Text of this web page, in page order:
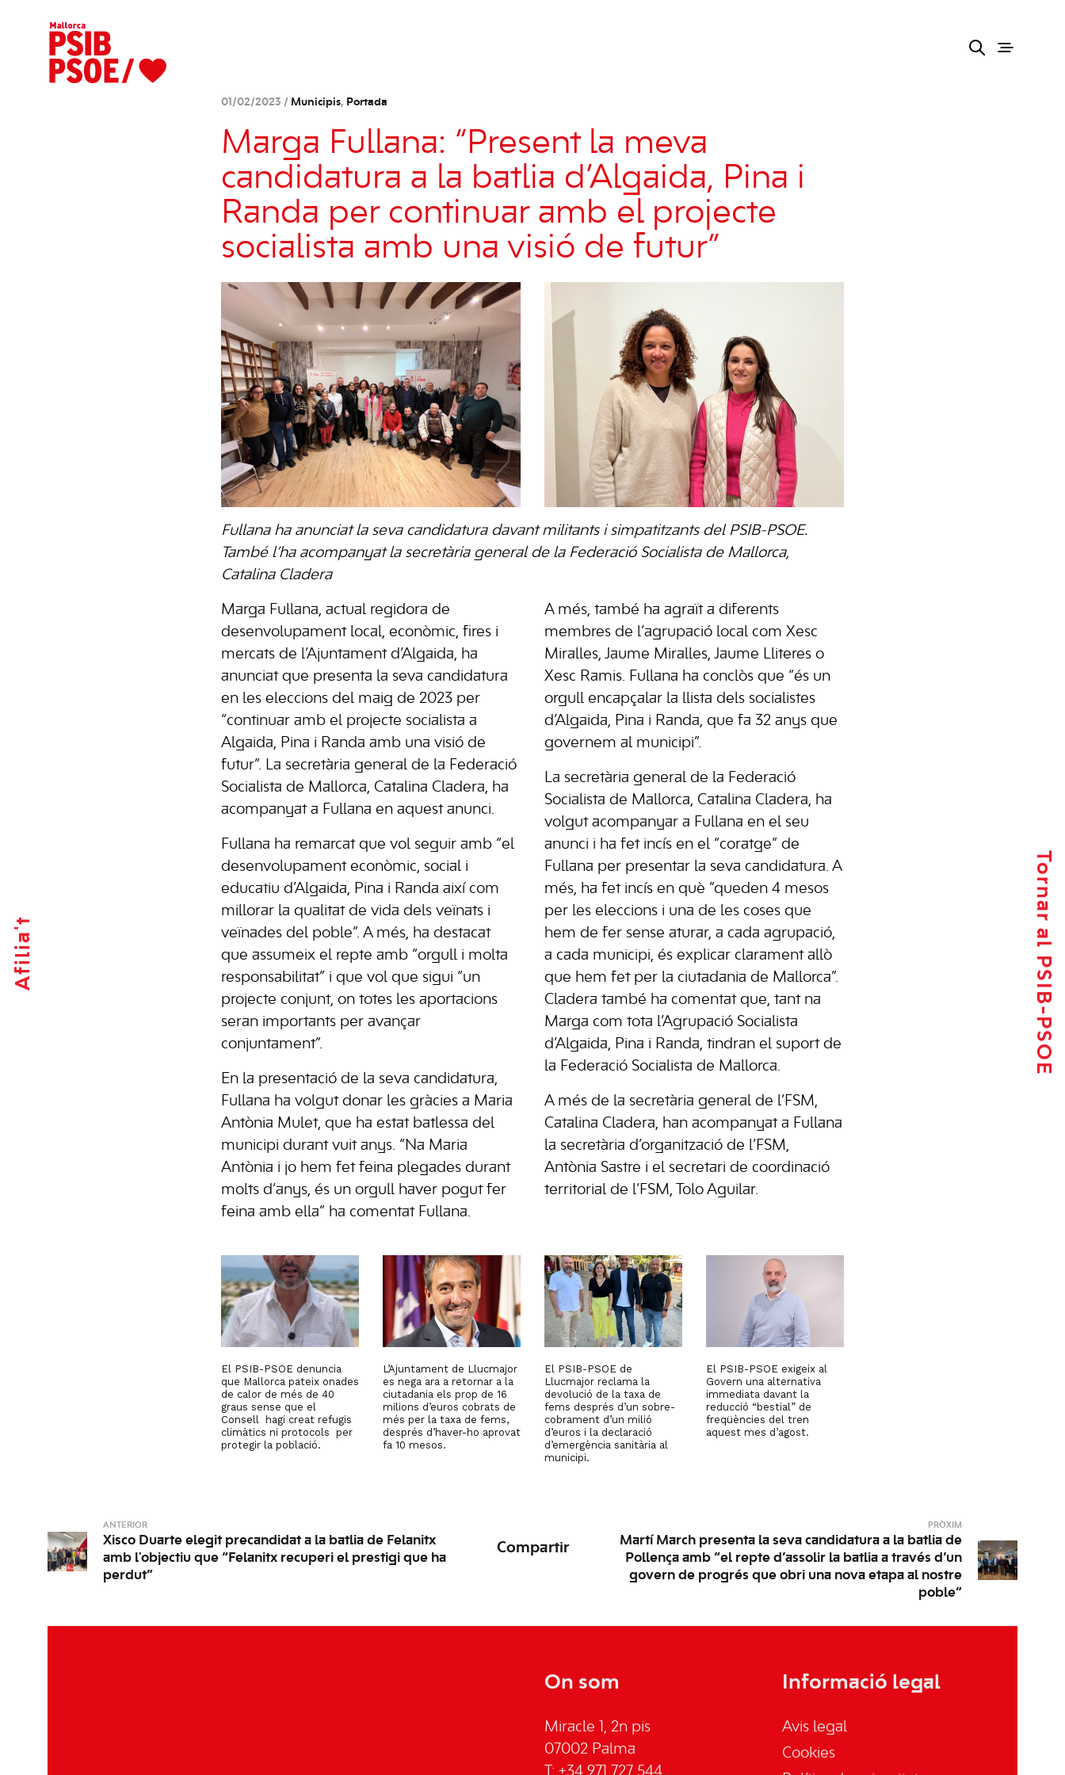
Afilia't Tornar al PSIB-PSOE
01/02/2023 / Municipis, Portada
Marga Fullana: “Present la meva
candidatura a la batlia d’Algaida, Pina i
Randa per continuar amb el projecte
socialista amb una visió de futur”
Fullana ha anunciat la seva candidatura davant militants i simpatitzants del PSIB-PSOE.
També l’ha acompanyat la secretària general de la Federació Socialista de Mallorca,
Catalina Cladera
Marga Fullana, actual regidora de
desenvolupament local, econòmic, fires i
mercats de l’Ajuntament d’Algaida, ha
anunciat que presenta la seva candidatura
en les eleccions del maig de 2023 per
“continuar amb el projecte socialista a
Algaida, Pina i Randa amb una visió de
futur”. La secretària general de la Federació
Socialista de Mallorca, Catalina Cladera, ha
acompanyat a Fullana en aquest anunci.
Fullana ha remarcat que vol seguir amb “el
desenvolupament econòmic, social i
educatiu d’Algaida, Pina i Randa així com
millorar la qualitat de vida dels veïnats i
veïnades del poble”. A més, ha destacat
que assumeix el repte amb “orgull i molta
responsabilitat” i que vol que sigui “un
projecte conjunt, on totes les aportacions
seran importants per avançar
conjuntament”.
En la presentació de la seva candidatura,
Fullana ha volgut donar les gràcies a Maria
Antònia Mulet, que ha estat batlessa del
municipi durant vuit anys. “Na Maria
Antònia i jo hem fet feina plegades durant
molts d’anys, és un orgull haver pogut fer
feina amb ella” ha comentat Fullana.
A més, també ha agraït a diferents
membres de l’agrupació local com Xesc
Miralles, Jaume Miralles, Jaume Lliteres o
Xesc Ramis. Fullana ha conclòs que “és un
orgull encapçalar la llista dels socialistes
d’Algaida, Pina i Randa, que fa 32 anys que
governem al municipi”.
La secretària general de la Federació
Socialista de Mallorca, Catalina Cladera, ha
volgut acompanyar a Fullana en el seu
anunci i ha fet incís en el “coratge” de
Fullana per presentar la seva candidatura. A
més, ha fet incís en què ”queden 4 mesos
per les eleccions i una de les coses que
hem de fer sense aturar, a cada agrupació,
a cada municipi, és explicar clarament allò
que hem fet per la ciutadania de Mallorca”.
Cladera també ha comentat que, tant na
Marga com tota l’Agrupació Socialista
d’Algaida, Pina i Randa, tindran el suport de
la Federació Socialista de Mallorca.
A més de la secretària general de l’FSM,
Catalina Cladera, han acompanyat a Fullana
la secretària d’organització de l’FSM,
Antònia Sastre i el secretari de coordinació
territorial de l’FSM, Tolo Aguilar.
El PSIB-PSOE denuncia
que Mallorca pateix onades
de calor de més de 40
graus sense que el
Consell hagi creat refugis
climàtics ni protocols per
protegir la població.
L’Ajuntament de Llucmajor
es nega ara a retornar a la
ciutadania els prop de 16
milions d’euros cobrats de
més per la taxa de fems,
després d’haver-ho aprovat
fa 10 mesos.
El PSIB-PSOE de
Llucmajor reclama la
devolució de la taxa de
fems després d’un sobre-
cobrament d’un milió
d’euros i la declaració
d’emergència sanitària al
municipi.
El PSIB-PSOE exigeix al
Govern una alternativa
immediata davant la
reducció “bestial” de
freqüències del tren
aquest mes d’agost.
ANTERIOR
Xisco Duarte elegit precandidat a la batlia de Felanitx
amb l'objectiu que “Felanitx recuperi el prestigi que ha
perdut”
Compartir
PRÒXIM
Martí March presenta la seva candidatura a la batlia de
Pollença amb “el repte d’assolir la batlia a través d’un
govern de progrés que obri una nova etapa al nostre
poble”
On som
Miracle 1, 2n pis
07002 Palma
T: +34 971 727 544
Informació legal
Avis legal
Cookies